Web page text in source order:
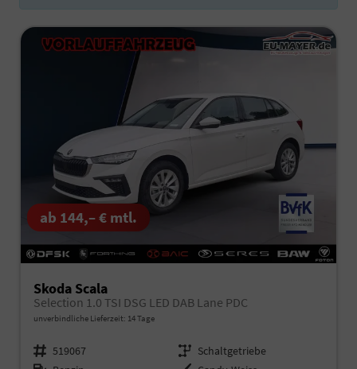
ab 144,– € mtl.
Skoda Scala
Selection 1.0 TSI DSG LED DAB Lane PDC
unverbindliche Lieferzeit: 14 Tage
Fahrzeugnr. 519067 Getriebe Schaltgetriebe